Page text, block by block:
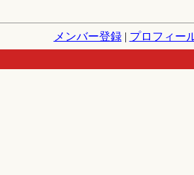
メンバー登録| プロフィー